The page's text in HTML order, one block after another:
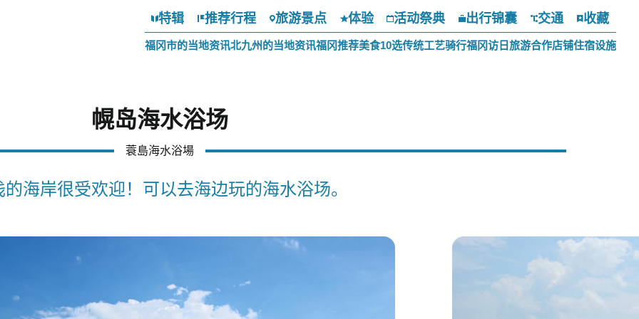
特辑 推荐行程 旅游景点 体验 活动祭典 出行锦囊 交通 收藏
福冈市的当地资讯北九州的当地资讯福冈推荐美食10选传统工艺骑行福冈访日旅游合作店铺住宿设施
幌岛海水浴场
蓑島海水浴場
的海岸很受欢迎！可以去海边玩的海水浴场。